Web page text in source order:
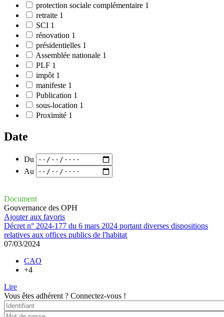
protection sociale complémentaire 1
retraite 1
SCI 1
rénovation 1
présidentielles 1
Assemblée nationale 1
PLF 1
impôt 1
manifeste 1
Publication 1
sous-location 1
Proximité 1
Date
Du
Au
Document
Gouvernance des OPH
Ajouter aux favoris
Décret n° 2024-177 du 6 mars 2024 portant diverses dispositions
relatives aux offices publics de l'habitat
07/03/2024
CAO
+4
Lire
Vous êtes adhérent ? Connectez-vous !